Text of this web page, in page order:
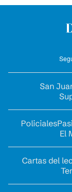
San
Policiales
El
Cartas del